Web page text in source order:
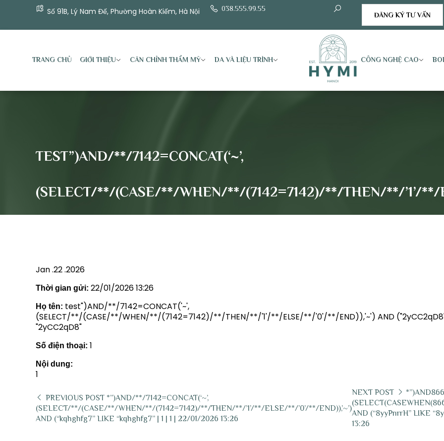
Số 91B, Lý Nam Đế, Phường Hoàn Kiếm, Hà Nội
038.555.99.55
ĐĂNG KÝ TƯ VẤN
TRANG CHỦ GIỚI THIỆU CĂN CHỈNH THẨM MỸ DA VÀ LIỆU TRÌNH CÔNG NGHỆ CAO
TEST”)AND/**/7142=CONCAT(‘~’,
(SELECT/**/(CASE/**/WHEN/**/(7142=7142)/**/THEN/**/’1’/**/
Jan .22 .2026
Thời gian gửi: 22/01/2026 13:26
Họ tên: test")AND/**/7142=CONCAT('~',
(SELECT/**/(CASE/**/WHEN/**/(7142=7142)/**/THEN/**/'1'/**/ELSE/**/'0'/**/END)),'~') AND ("2yCC2qD8"
"2yCC2qD8"
Số điện thoại: 1
Nội dung:
1
PREVIOUS POST *”)AND/**/7142=CONCAT(‘~’,
(SELECT/**/(CASE/**/WHEN/**/(7142=7142)/**/THEN/**/’1’/**/ELSE/**/’0’/**/END)),’~’)
AND (“kqhghfg7” LIKE “kqhghfg7” | 1 | 1 | 22/01/2026 13:26
NEXT POST
AND (“8yyPnrrH” LIKE
13:26